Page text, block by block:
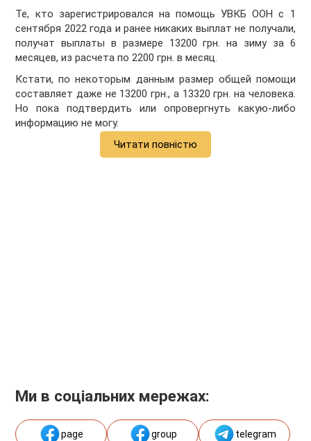
Те, кто зарегистрировался на помощь УВКБ ООН с 1
сентября 2022 года и ранее никаких выплат не получали,
получат выплаты в размере 13200 грн. на зиму за 6
месяцев, из расчета по 2200 грн. в месяц.
Кстати, по некоторым данным размер общей помощи
составляет даже не 13200 грн., а 13320 грн. на человека.
Но пока подтвердить или опровергнуть какую-либо
информацию не могу.
Читати повністю
Ми в соціальних мережах:
page group telegram